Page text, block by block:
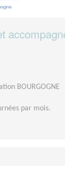
BOURGOGNE
par mois.